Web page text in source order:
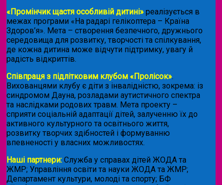
«Промінчик щастя особливій дитині» реалізується в
межах програми «На радарі гелікоптера – Країна
Здоров’я». Мета – створення безпечного, дружнього
середовища для розвитку, творчості та спілкування,
де кожна дитина може відчути підтримку, увагу й
радість відкриттів.
Співпраця з підлітковим клубом «Пролісок».
Вихованцями клубу є діти з інвалідністю, зокрема: із
синдромом Дауна, розладами аутистичного спектра
та наслідками родових травм. Мета проекту –
сприяти соціальній адаптації дітей, залученню їх до
активного культурного та освітнього життя,
розвитку творчих здібностей і формуванню
впевненості у власних можливостях.
Наші партнери: Служба у справах дітей ЖОДА та
ЖМР; Управління освіти та науки ЖОДА та ЖМР;
Департамент культури, молоді та спорту; БФ